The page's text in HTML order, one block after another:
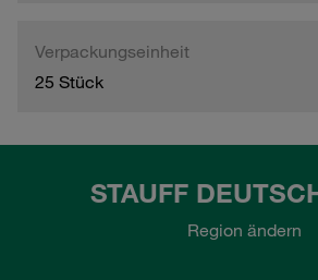
Verpackungseinheit
25 Stück
STAUFF
Region ändern